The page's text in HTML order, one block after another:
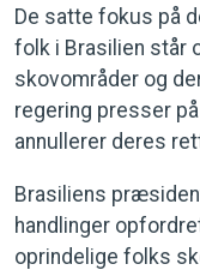
De satte fokus på
folk i Brasilien står
skovområder og
regering presser
annullerer deres
Brasiliens
handlinger
oprindelige folks